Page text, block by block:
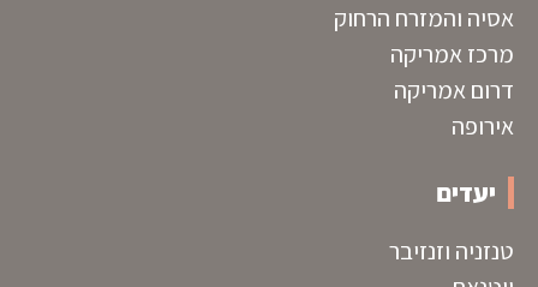
אסיה והמזרח הרחוק
מרכז אמריקה
דרום אמריקה
אירופה
יעדים
טנזניה וזנזיבר